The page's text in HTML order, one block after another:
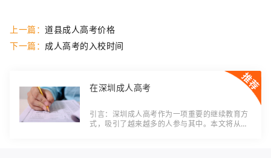
上一篇： 道县成人高考价格
下一篇： 成人高考的入校时间
在深圳成人高考
引言：深圳成人高考作为一项重要的继续教育方
式，吸引了越来越多的人参与其中。本文将从定